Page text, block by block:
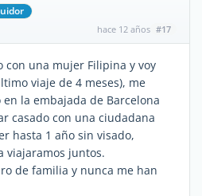
hace 12 años #17
con una mujer Filipina y voy
viaje de 4 meses), me
la embajada de Barcelona
casado con una ciudadana
hasta 1 año sin visado,
viajaramos juntos.
de familia y nunca me han